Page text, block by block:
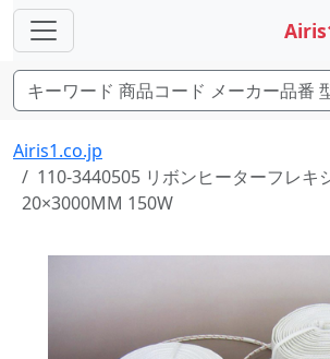
Airis1.co.jp
110-3440505 リボンヒーターフレキ
20×3000MM 150W